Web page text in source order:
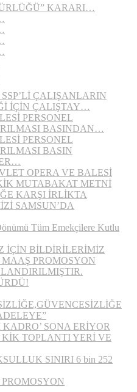
KARARI…
ÇALIŞANLARIN
İÇİN ÇALIŞTAY…
PERSONEL
BASINDAN…
PERSONEL
BASIN
OPERA VE BALESİ
MUTABAKAT METNİ
KARŞI İRLİKTA
SAMSUN’DA
Tüm Emekçilere Kutlu
İÇİN BİLDİRİLERİMİZ
PROMOSYON
SONA ERİYOR
TOPLANTI YERİ VE
SINIRI 6 bin 252